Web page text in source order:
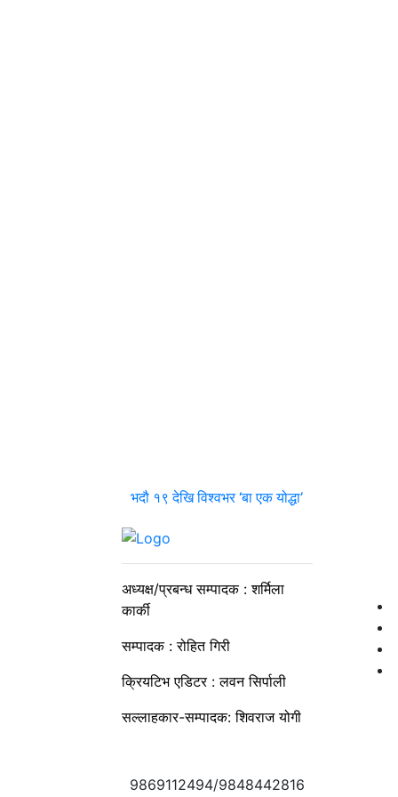
भदौ १९ देखि विश्वभर ‘बा एक योद्धा’
अध्यक्ष/प्रबन्ध सम्पादक : शर्मिला
कार्की
सम्पादक : रोहित गिरी
क्रियटिभ एडिटर : लवन सिर्पाली
सल्लाहकार-सम्पादक: शिवराज योगी
9869112494/9848442816